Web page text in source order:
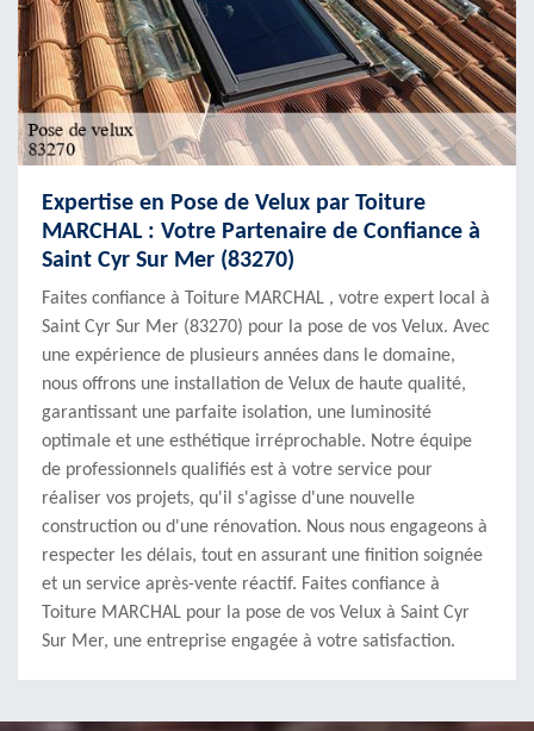
Expertise en Pose de Velux par Toiture
MARCHAL : Votre Partenaire de Confiance à
Saint Cyr Sur Mer (83270)
Faites confiance à Toiture MARCHAL , votre expert local à
Saint Cyr Sur Mer (83270) pour la pose de vos Velux. Avec
une expérience de plusieurs années dans le domaine,
nous offrons une installation de Velux de haute qualité,
garantissant une parfaite isolation, une luminosité
optimale et une esthétique irréprochable. Notre équipe
de professionnels qualifiés est à votre service pour
réaliser vos projets, qu'il s'agisse d'une nouvelle
construction ou d'une rénovation. Nous nous engageons à
respecter les délais, tout en assurant une finition soignée
et un service après-vente réactif. Faites confiance à
Toiture MARCHAL pour la pose de vos Velux à Saint Cyr
Sur Mer, une entreprise engagée à votre satisfaction.